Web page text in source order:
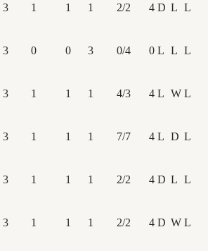
3 1 1 1 2/2 4 D L L
3 0 0 3 0/4 0 L L L
3 1 1 1 4/3 4 L W L
3 1 1 1 7/7 4 L D L
3 1 1 1 2/2 4 D L L
3 1 1 1 2/2 4 D W L